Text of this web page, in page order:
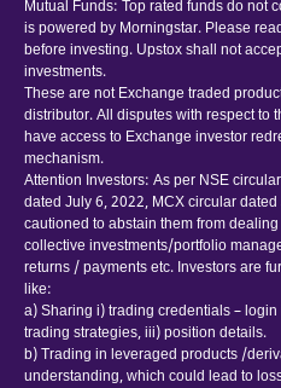
Mutual Funds: Top rated funds do not
is powered by Morningstar. Please
before investing. Upstox shall not
investments.
These are not Exchange traded
distributor. All disputes with respect to
have access to Exchange investor
mechanism.
Attention Investors: As per NSE
dated July 6, 2022, MCX circular
cautioned to abstain them from
collective investments/portfolio
returns / payments etc. Investors are
like:
a) Sharing i) trading credentials –
trading strategies, iii) position details.
b) Trading in leveraged products /
understanding, which could lead to